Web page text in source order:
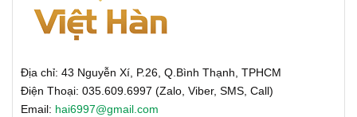
Địa chỉ: 43 Nguyễn Xí, P.26, Q.Bình Thạnh, TPHCM
Điện Thoại: 035.609.6997 (Zalo, Viber, SMS, Call)
Email: hai6997@gmail.com